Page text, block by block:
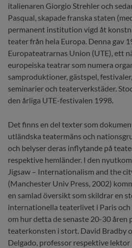
italienaren Giorgio Strehler och
Pasqual, skapade franska staten
permanent institution vigd åt
teater från hela Europa. Denna gav
Europateatrarnas Union (UTE), ett
europeiska teatrar som numera
samproduktioner, gästspel,
seminarier och teaterverkstäder.
den årliga UTE-festivalen 1998.
Det finns en del texter som
utländska teatermäns och
och belyser deras inflytande på
respektive hemländer. I den
Jigsaw – Internationalism and the
(Manchester Univ Press, 2002)
en samlad översikt som skildrar en
internationella teaterlivet i Paris och
om hur detta de senaste 20-30 åren
teaterkonsten i stort. David Bradby
Delgado, professor respektive